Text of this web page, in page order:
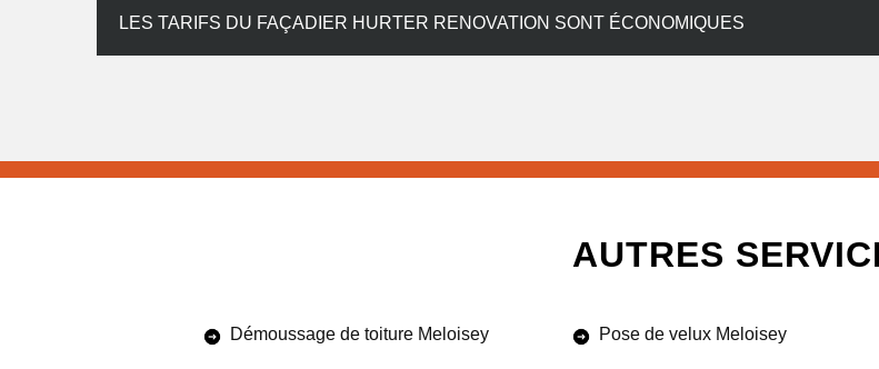
LES TARIFS DU FAÇADIER HURTER RENOVATION SONT ÉCONOMIQUES
AUTRES
Démoussage de toiture Meloisey Pose de velux Meloisey